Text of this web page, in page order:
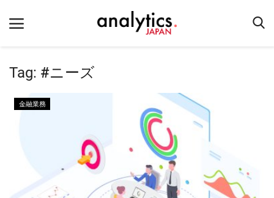
ホーム
Tag: #ニーズ
金融業務